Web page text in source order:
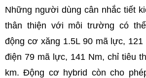
Những người dùng cân nhắc tiết
thân thiện với môi trường có
động cơ xăng 1.5L 90 mã lực,
điện 79 mã lực, 141 Nm, chỉ tiêu
km. Động cơ hybrid còn cho